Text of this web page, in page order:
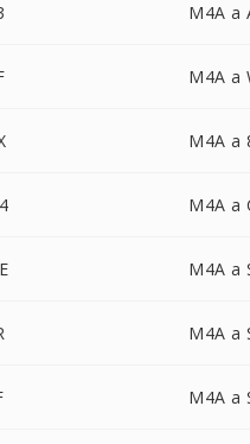
M4A a
M4A a
M4A a
M4A a
M4A a
M4A a
M4A a